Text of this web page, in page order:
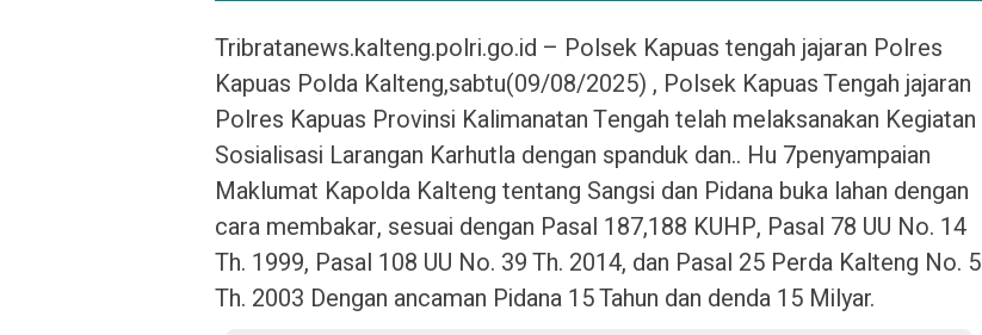
Tribratanews.kalteng.polri.go.id – Polsek Kapuas tengah jajaran Polres
Kapuas Polda Kalteng,sabtu(09/08/2025) , Polsek Kapuas Tengah jajaran
Polres Kapuas Provinsi Kalimanatan Tengah telah melaksanakan Kegiatan
Sosialisasi Larangan Karhutla dengan spanduk dan.. Hu 7penyampaian
Maklumat Kapolda Kalteng tentang Sangsi dan Pidana buka lahan dengan
cara membakar, sesuai dengan Pasal 187,188 KUHP, Pasal 78 UU No. 14
Th. 1999, Pasal 108 UU No. 39 Th. 2014, dan Pasal 25 Perda Kalteng No. 5
Th. 2003 Dengan ancaman Pidana 15 Tahun dan denda 15 Milyar.